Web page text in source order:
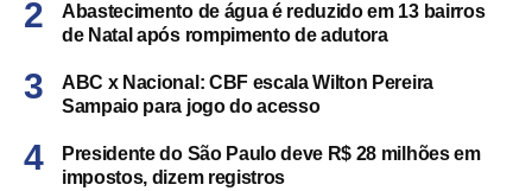
Abastecimento de água é reduzido em 13 bairros
de Natal após rompimento de adutora
ABC x Nacional: CBF escala Wilton Pereira
Sampaio para jogo do acesso
Presidente do São Paulo deve R$ 28 milhões em
impostos, dizem registros